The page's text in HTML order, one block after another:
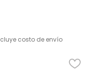
costo de envío